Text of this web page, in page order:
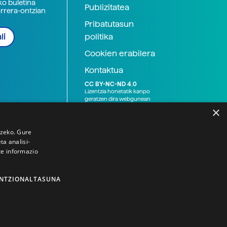
buletina
ontzian
Publizitatea
Pribatutasun
politika
Cookien erabilera
Kontaktua
CC BY-NC-ND 4.0
Lizentzia honetatik kanpo
geratzen dira webgunean
×
Gure
analisi-
informazio